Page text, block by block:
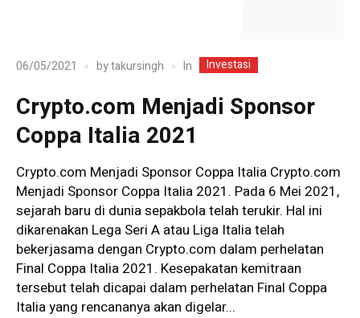
06/05/2021 bytakursingh In Investasi
Crypto.com Menjadi Sponsor
Coppa Italia 2021
Crypto.com Menjadi Sponsor Coppa Italia Crypto.com
Menjadi Sponsor Coppa Italia 2021. Pada 6 Mei 2021,
sejarah baru di dunia sepakbola telah terukir. Hal ini
dikarenakan Lega Seri A atau Liga Italia telah
bekerjasama dengan Crypto.com dalam perhelatan
Final Coppa Italia 2021. Kesepakatan kemitraan
tersebut telah dicapai dalam perhelatan Final Coppa
Italia yang rencananya akan digelar...